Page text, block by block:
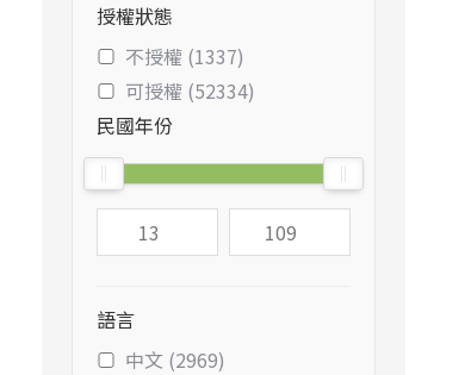
授權狀態
不授權 (1337)
可授權 (52334)
民國年份
語言
中文 (2969)